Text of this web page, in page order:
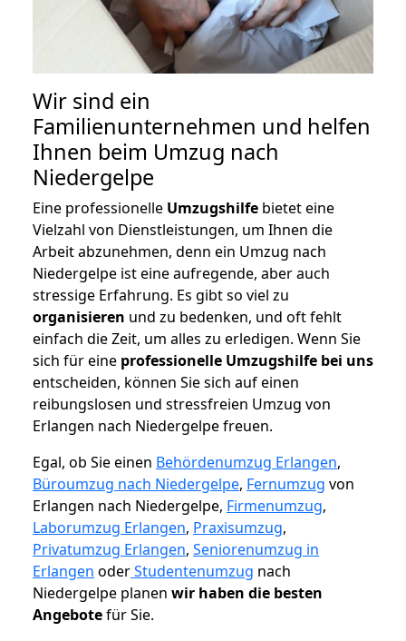
Wir sind ein
Familienunternehmen und helfen
Ihnen beim Umzug nach
Niedergelpe
Eine professionelle Umzugshilfe bietet eine
Vielzahl von Dienstleistungen, um Ihnen die
Arbeit abzunehmen, denn ein Umzug nach
Niedergelpe ist eine aufregende, aber auch
stressige Erfahrung. Es gibt so viel zu
organisieren und zu bedenken, und oft fehlt
einfach die Zeit, um alles zu erledigen. Wenn Sie
sich für eine professionelle Umzugshilfe bei uns
entscheiden, können Sie sich auf einen
reibungslosen und stressfreien Umzug von
Erlangen nach Niedergelpe freuen.
Egal, ob Sie einen Behördenumzug Erlangen,
Büroumzug nach Niedergelpe, Fernumzug von
Erlangen nach Niedergelpe, Firmenumzug,
Laborumzug Erlangen, Praxisumzug,
Privatumzug Erlangen, Seniorenumzug in
Erlangen oderStudentenumzug nach
Niedergelpe planen wir haben die besten
Angebotefür Sie.